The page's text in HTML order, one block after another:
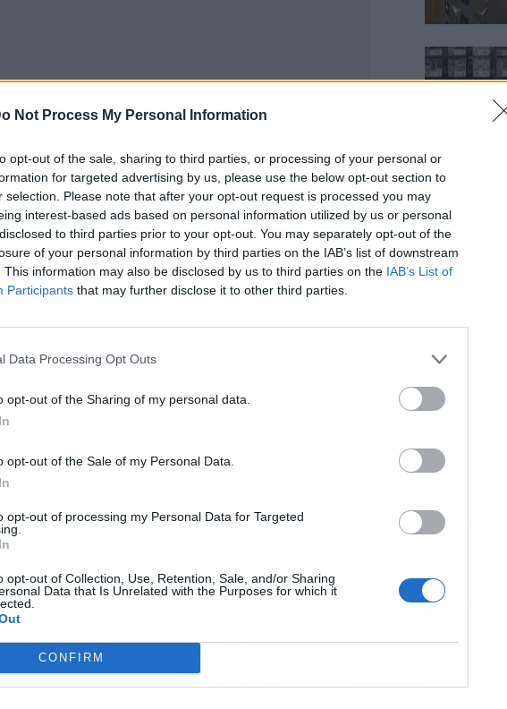
Not Process My Personal Information
opt-out of the sale, sharing to third parties, or processing of your personal or
for targeted advertising by us, please use the below opt-out section to
selection. Please note that after your opt-out request is processed you may
interest-based ads based on personal information utilized by us or personal
to third parties prior to your opt-out. You may separately opt-out of the
of your personal information by third parties on the IAB’s list of downstream
This information may also be disclosed by us to third parties on the IAB’s List of
Participants that may further disclose it to other third parties.
Data Processing Opt Outs
opt-out of the Sharing of my personal data.
opt-out of the Sale of my Personal Data.
opt-out of processing my Personal Data for Targeted
opt-out of Collection, Use, Retention, Sale, and/or Sharing
Data that Is Unrelated with the Purposes for which it
CONFIRM
con más
de Catedráticos de Enseñanza
33 especialidades.
(191) e Inglés (172). Otras
e Historia (120) yTecnología
o ramas de Formación Profesional como